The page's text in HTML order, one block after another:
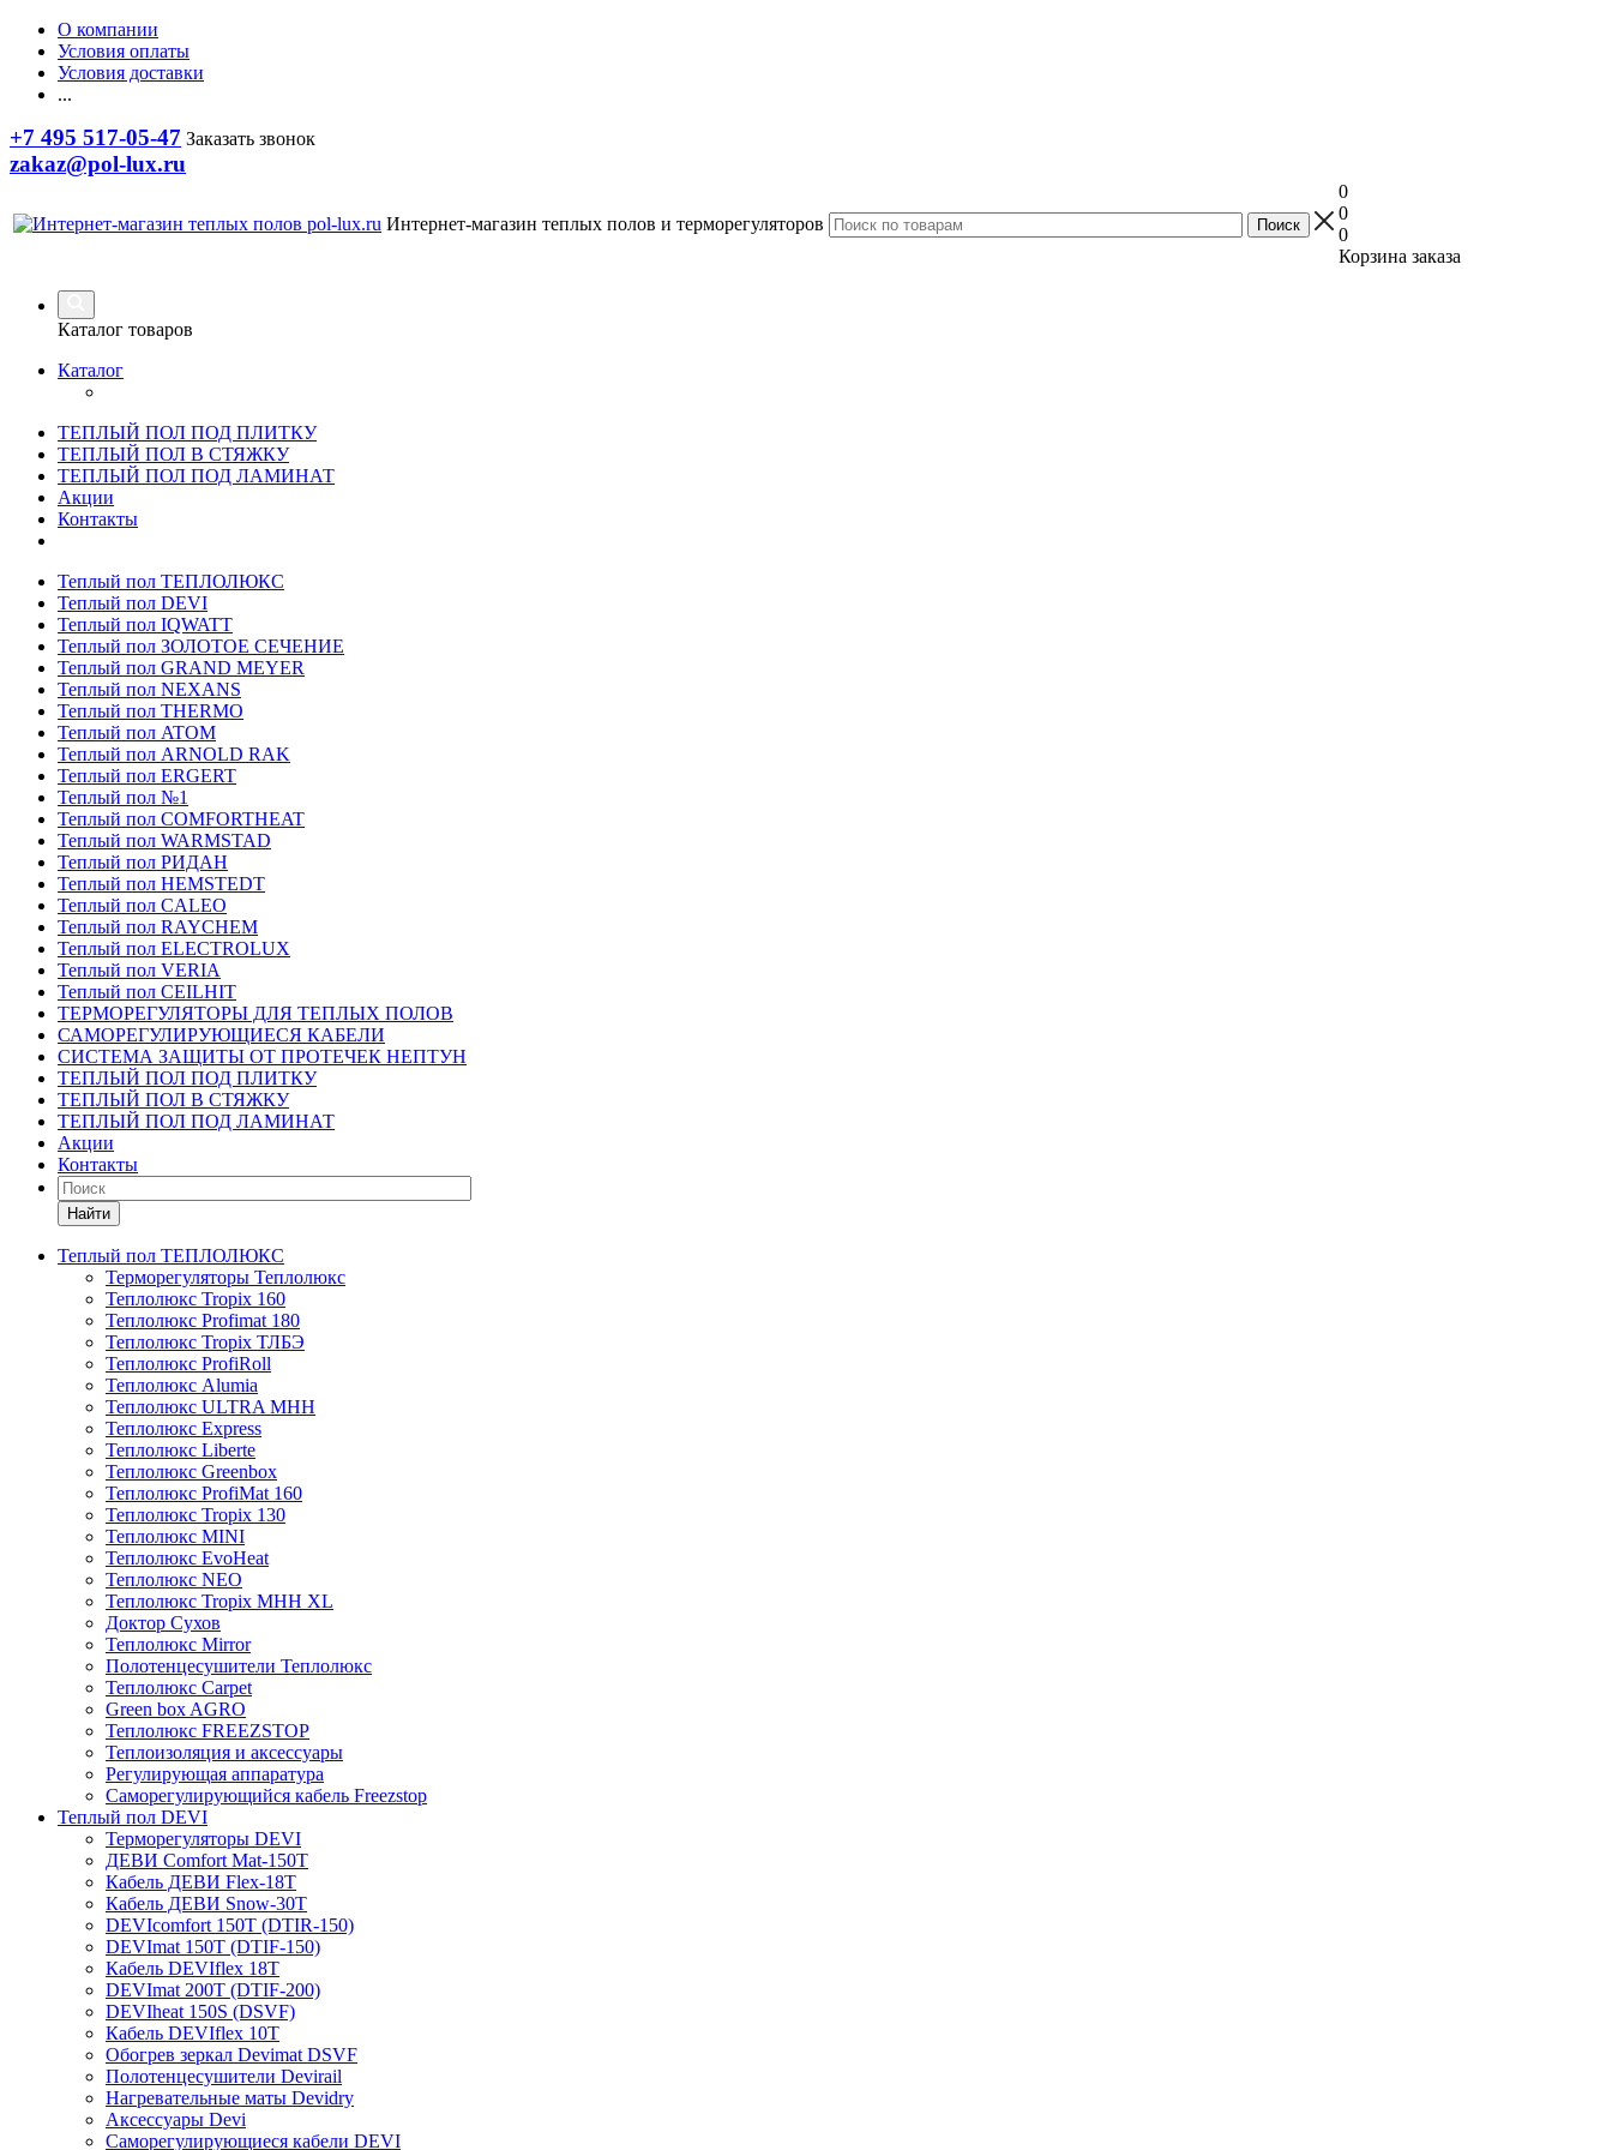
О компании
Условия оплаты
Условия доставки
...
+7 495 517-05-47 Заказать звонок
zakaz@pol-lux.ru
Интернет-магазин теплых полов и терморегуляторов
0
0
0
Корзина заказа
Каталог товаров
Каталог
ТЕПЛЫЙ ПОЛ ПОД ПЛИТКУ
ТЕПЛЫЙ ПОЛ В СТЯЖКУ
ТЕПЛЫЙ ПОЛ ПОД ЛАМИНАТ
Акции
Контакты
Теплый пол ТЕПЛОЛЮКС
Теплый пол DEVI
Теплый пол IQWATT
Теплый пол ЗОЛОТОЕ СЕЧЕНИЕ
Теплый пол GRAND MEYER
Теплый пол NEXANS
Теплый пол THERMO
Теплый пол ATOM
Теплый пол ARNOLD RAK
Теплый пол ERGERT
Теплый пол №1
Теплый пол COMFORTHEAT
Теплый пол WARMSTAD
Теплый пол РИДАН
Теплый пол HEMSTEDT
Теплый пол CALEO
Теплый пол RAYCHEM
Теплый пол ELECTROLUX
Теплый пол VERIA
Теплый пол CEILHIT
ТЕРМОРЕГУЛЯТОРЫ ДЛЯ ТЕПЛЫХ ПОЛОВ
САМОРЕГУЛИРУЮЩИЕСЯ КАБЕЛИ
СИСТЕМА ЗАЩИТЫ ОТ ПРОТЕЧЕК НЕПТУН
ТЕПЛЫЙ ПОЛ ПОД ПЛИТКУ
ТЕПЛЫЙ ПОЛ В СТЯЖКУ
ТЕПЛЫЙ ПОЛ ПОД ЛАМИНАТ
Акции
Контакты
Найти
Теплый пол ТЕПЛОЛЮКС
Терморегуляторы Теплолюкс
Теплолюкс Tropix 160
Теплолюкс Profimat 180
Теплолюкс Tropix ТЛБЭ
Теплолюкс ProfiRoll
Теплолюкс Alumia
Теплолюкс ULTRA МНН
Теплолюкс Express
Теплолюкс Liberte
Теплолюкс Greenbox
Теплолюкс ProfiMat 160
Теплолюкс Tropix 130
Теплолюкс MINI
Теплолюкс EvoHeat
Теплолюкс NEO
Теплолюкс Tropix МНН XL
Доктор Сухов
Теплолюкс Mirror
Полотенцесушители Теплолюкс
Теплолюкс Carpet
Green box AGRO
Теплолюкс FREEZSTOP
Теплоизоляция и аксессуары
Регулирующая аппаратура
Cаморегулирующийся кабель Freezstop
Теплый пол DEVI
Терморегуляторы DEVI
ДЕВИ Comfort Mat-150T
Кабель ДЕВИ Flex-18T
Кабель ДЕВИ Snow-30T
DEVIcomfort 150T (DTIR-150)
DEVImat 150T (DTIF-150)
Кабель DEVIflex 18T
DEVImat 200T (DTIF-200)
DEVIheat 150S (DSVF)
Кабель DEVIflex 10T
Обогрев зеркал Devimat DSVF
Полотенцесушители Devirail
Нагревательные маты Devidry
Аксессуары Devi
Саморегулирующиеся кабели DEVI